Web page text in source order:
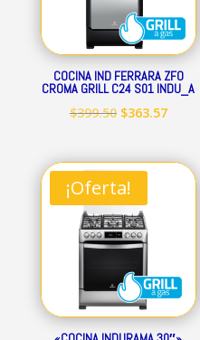
COCINA IND FERRARA ZFO
CROMA GRILL C24 S01 INDU_A
$399.50 El
original
era:
$399.50.
$363.57El
actual
¡Oferta!